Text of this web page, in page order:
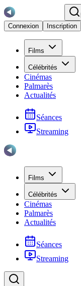
Connexion
Inscription
Films
Célébrités
Cinémas
Palmarès
Actualités
Séances
Streaming
Films
Célébrités
Cinémas
Palmarès
Actualités
Séances
Streaming